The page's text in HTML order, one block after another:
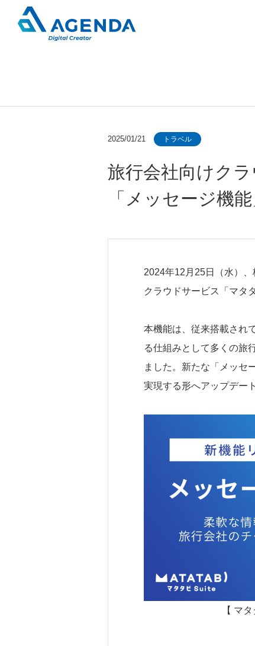
印刷業向けECサイト開発分野
決算公告
2025/01/21 トラベル
旅行会社向けク
「メッセージ機
2024年12月25日（水）
クラウドサービス「マタ
本機能は、従来搭載され
る仕組みとして多くの旅
ました。新たな「メッセ
実現する形へアップデー
【 マ